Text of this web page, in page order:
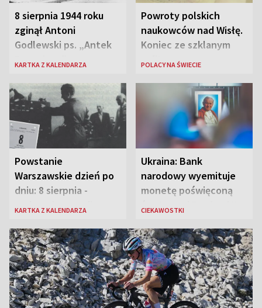
8 sierpnia 1944 roku
zginął Antoni
Godlewski ps. „Antek
Rozpylacz”
KARTKA Z KALENDARZA
Powroty polskich
naukowców nad Wisłę.
Koniec ze szklanym
sufitem
POLACY NA ŚWIECIE
Powstanie
Warszawskie dzień po
dniu: 8 sierpnia -
rozbrzmiewa radio
„Antka Rozpylacza”
KARTKA Z KALENDARZA
Ukraina: Bank
narodowy wyemituje
monetę poświęconą
św. Janowi Pawłowi II
CIEKAWOSTKI